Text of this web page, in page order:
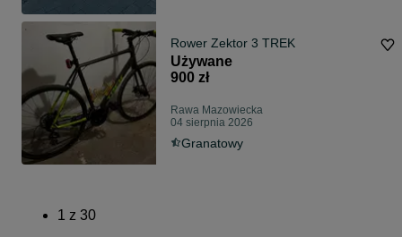
Rower Zektor 3 TREK
Używane
900 zł
Rawa Mazowiecka
04 sierpnia 2026
Granatowy
1 z 30